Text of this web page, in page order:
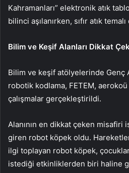
Kahramanları” elektronik atık
bilinci aşılanırken, sıfır atık
Bilim ve Keşif Alanları Dikkat
Bilim ve keşif atölyelerinde Genç
robotik kodlama, FETEM,
çalışmalar gerçekleştirildi.
Alanının en dikkat çeken misafiri
giren robot köpek oldu.
ilgi toplayan robot köpek,
istediği etkinliklerden biri haline